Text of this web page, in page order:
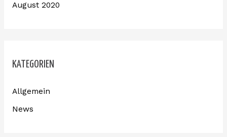
August 2020
KATEGORIEN
Allgemein
News